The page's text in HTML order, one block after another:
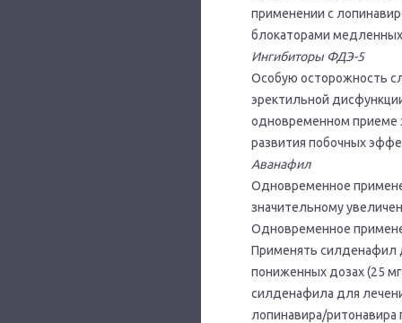
применении с
блокаторами
Ингибиторы ФДЭ-5
Особую осторожность
эректильной
одновременном приеме
развития побочных
Аванафил
Одновременное
значительному
Одновременное
Применять силденафил
пониженных дозах (25
силденафила для
лопинавира/ритонавира